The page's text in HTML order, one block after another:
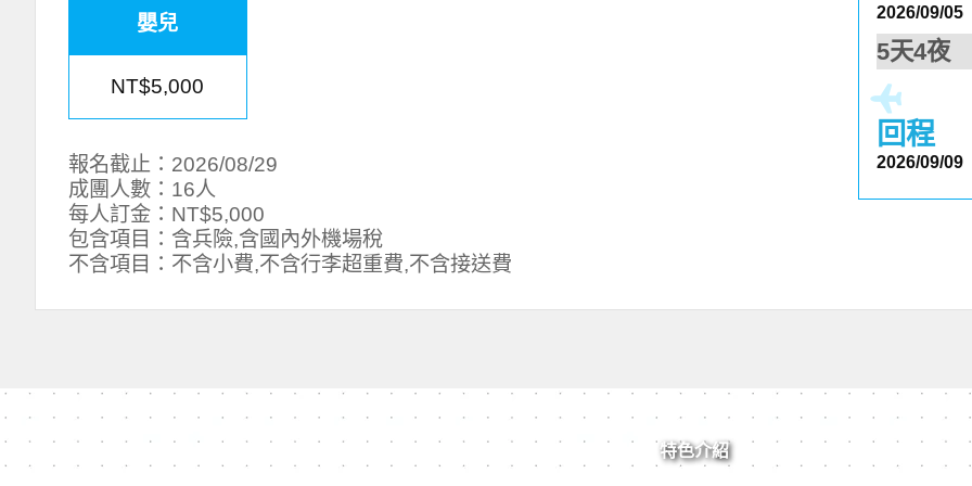
嬰兒
NT$5,000
報名截止：2026/08/29
成團人數：16人
每人訂金：NT$5,000
包含項目：含兵險,含國內外機場稅
不含項目：不含小費,不含行李超重費,不含接送費
2026/09/05
5天4夜
回程
2026/09/09
特色介紹